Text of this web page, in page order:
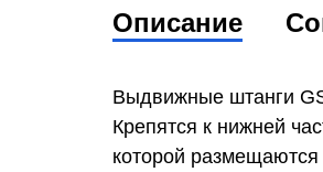
Описание
Выдвижные штанги
Крепятся к нижней
которой